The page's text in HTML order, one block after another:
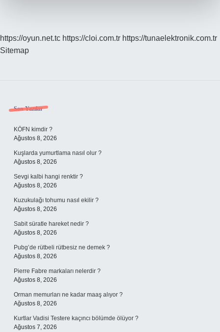
https://oyun.net.tc https://cloi.com.tr https://tunaelektronik.com.tr
Sitemap
Sidebar
Son Yazılar
KÖFN kimdir ?
Ağustos 8, 2026
Kuşlarda yumurtlama nasıl olur ?
Ağustos 8, 2026
Sevgi kalbi hangi renktir ?
Ağustos 8, 2026
Kuzukulağı tohumu nasıl ekilir ?
Ağustos 8, 2026
Sabit süratle hareket nedir ?
Ağustos 8, 2026
Pubg’de rütbeli rütbesiz ne demek ?
Ağustos 8, 2026
Pierre Fabre markaları nelerdir ?
Ağustos 8, 2026
Orman memurları ne kadar maaş alıyor ?
Ağustos 8, 2026
Kurtlar Vadisi Testere kaçıncı bölümde ölüyor ?
Ağustos 7, 2026